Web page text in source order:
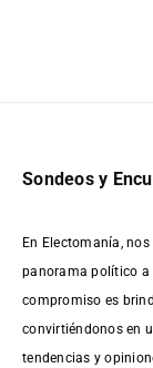
Sondeos y
En Electomanía,
panorama político a
compromiso es
convirtiéndonos en
tendencias y